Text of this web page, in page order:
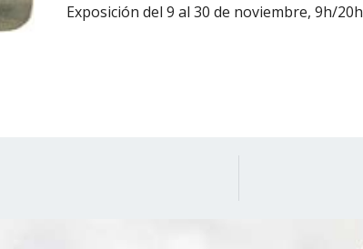
Exposición del 9 al 30 de noviembre, 9h/20h